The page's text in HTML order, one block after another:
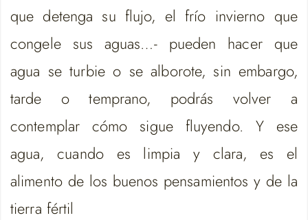
que detenga su flujo, el frío invierno que
congele sus aguas…- pueden hacer que
agua se turbie o se alborote, sin embargo,
tarde o temprano, podrás volver a
contemplar cómo sigue fluyendo. Y ese
agua, cuando es limpia y clara, es el
alimento de los buenos pensamientos y de la
tierra fértil